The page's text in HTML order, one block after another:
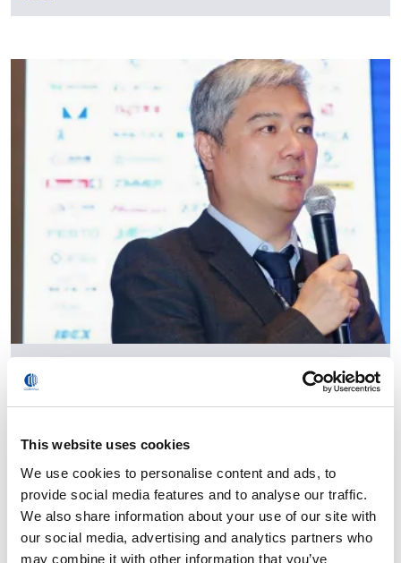
This website uses cookies
We use cookies to personalise content and ads, to
provide social media features and to analyse our traffic.
We also share information about your use of our site with
our social media, advertising and analytics partners who
may combine it with other information that you’ve
造能力
阅读